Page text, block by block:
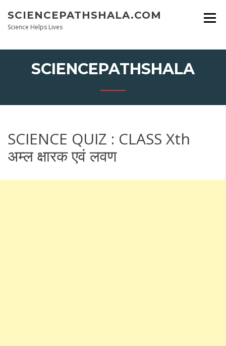
content
SCIENCEPATHSHALA.COM
Science Helps Lives
SCIENCEPATHSHALA
SCIENCE QUIZ : CLASS Xth
अम्ल क्षारक एवं लवण